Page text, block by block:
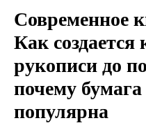
Современное
Как создается
рукописи до
почему
популярна